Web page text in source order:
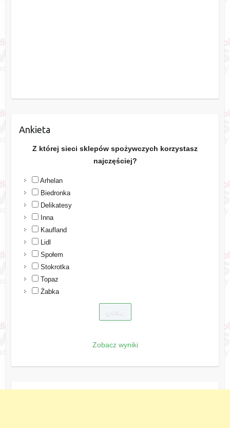
Ankieta
Z której sieci sklepów spożywczych korzystasz
najczęściej?
Arhelan
Biedronka
Delikatesy
Inna
Kaufland
Lidl
Społem
Stokrotka
Topaz
Żabka
Zobacz wyniki